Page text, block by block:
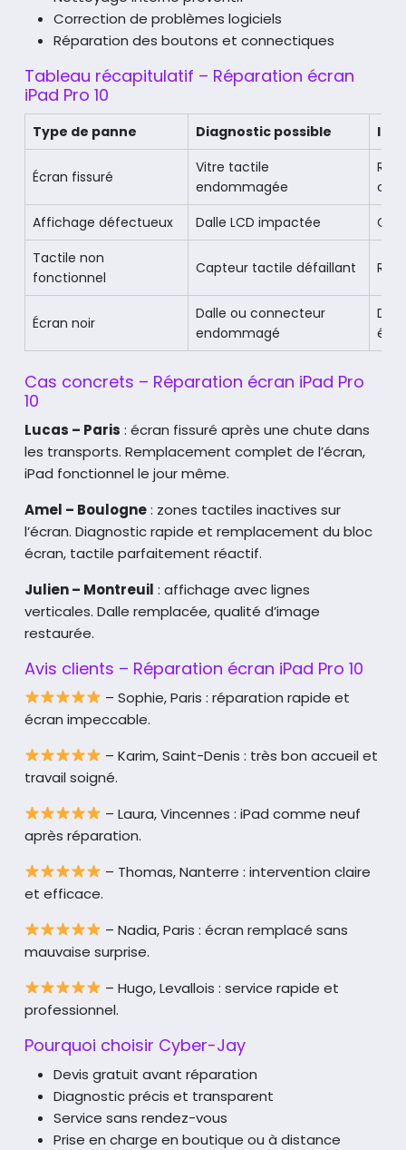
Correction de problèmes logiciels
Réparation des boutons et connectiques
Tableau récapitulatif – Réparation écran
iPad Pro 10
Type de panne Diagnostic possible
Écran fissuré
Vitre tactile
endommagée
Affichage défectueux
Dalle LCD impactée
Tactile non
fonctionnel
Capteur tactile défaillant
Écran noir
Dalle ou connecteur
endommagé
Cas concrets – Réparation écran iPad Pro
10
Lucas – Paris : écran fissuré après une chute dans
les transports. Remplacement complet de l’écran,
iPad fonctionnel le jour même.
Amel – Boulogne: zones tactiles inactives sur
l’écran. Diagnostic rapide et remplacement du bloc
écran, tactile parfaitement réactif.
Julien – Montreuil : affichage avec lignes
verticales. Dalle remplacée, qualité d’image
restaurée.
Avis clients – Réparation écran iPad Pro 10
– Sophie, Paris : réparation rapide et
écran impeccable.
– Karim, Saint-Denis : très bon accueil et
travail soigné.
– Laura, Vincennes : iPad comme neuf
après réparation.
– Thomas, Nanterre : intervention claire
et efficace.
– Nadia, Paris : écran remplacé sans
mauvaise surprise.
– Hugo, Levallois : service rapide et
professionnel.
Pourquoi choisir Cyber-Jay
Devis gratuit avant réparation
Diagnostic précis et transparent
Service sans rendez-vous
Prise en charge en boutique ou à distance